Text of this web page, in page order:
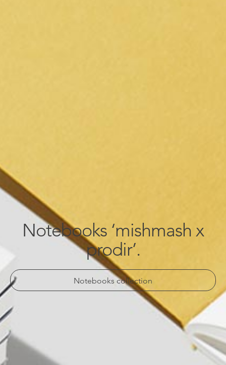
Notebooks ‘mishmash x
prodir’.
Notebooks collection